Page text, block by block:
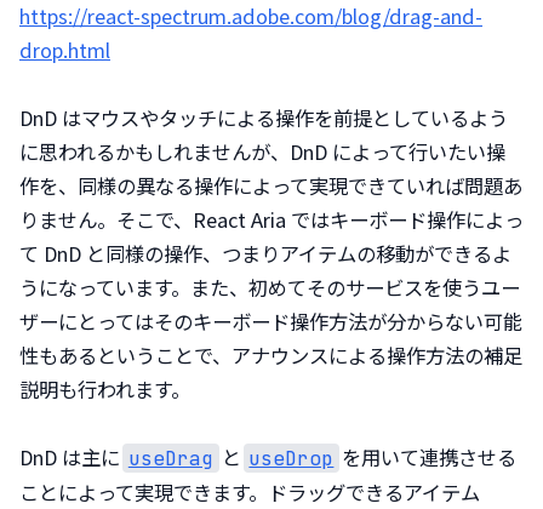
https://react-spectrum.adobe.com/blog/drag-and-
drop.html
DnD はマウスやタッチによる操作を前提としているよう
に思われるかもしれませんが、DnD によって行いたい操
作を、同様の異なる操作によって実現できていれば問題あ
りません。そこで、React Aria ではキーボード操作によっ
て DnD と同様の操作、つまりアイテムの移動ができるよ
うになっています。また、初めてそのサービスを使うユー
ザーにとってはそのキーボード操作方法が分からない可能
性もあるということで、アナウンスによる操作方法の補足
説明も行われます。
DnD は主に useDrag と useDrop を用いて連携させる
ことによって実現できます。ドラッグできるアイテム